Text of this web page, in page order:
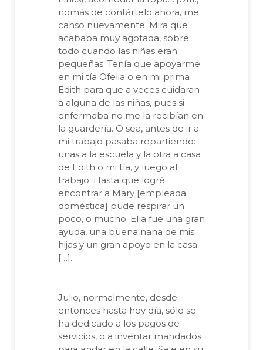
nomás de contártelo ahora, me
canso nuevamente. Mira que
acababa muy agotada, sobre
todo cuando las niñas eran
pequeñas. Tenía que apoyarme
en mi tía Ofelia o en mi prima
Edith para que a veces cuidaran
a alguna de las niñas, pues si
enfermaba no me la recibían en
la guardería. O sea, antes de ir a
mi trabajo pasaba repartiendo:
unas a la escuela y la otra a casa
de Edith o mi tía, y luego al
trabajo. Hasta que logré
encontrar a Mary [empleada
doméstica] pude respirar un
poco, o mucho. Ella fue una gran
ayuda, una buena nana de mis
hijas y un gran apoyo en la casa
[…].
Julio, normalmente, desde
entonces hasta hoy día, sólo se
ha dedicado a los pagos de
servicios, o a inventar mandados